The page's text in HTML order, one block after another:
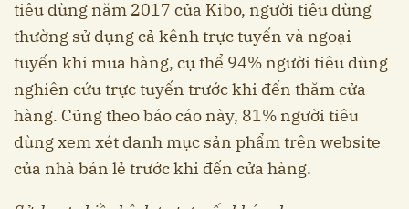
tiêu dùng năm 2017 của Kibo, người tiêu dùng
thường sử dụng cả kênh trực tuyến và ngoại
tuyến khi mua hàng, cụ thể 94% người tiêu dùng
nghiên cứu trực tuyến trước khi đến thăm cửa
hàng. Cũng theo báo cáo này, 81% người tiêu
dùng xem xét danh mục sản phẩm trên website
của nhà bán lẻ trước khi đến cửa hàng.